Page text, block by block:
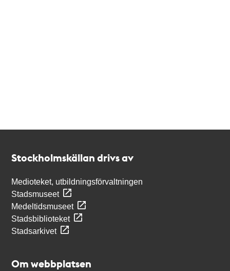
Stockholmskällan drivs av
Medioteket, utbildningsförvaltningen
Stadsmuseet
Medeltidsmuseet
Stadsbiblioteket
Stadsarkivet
Om webbplatsen